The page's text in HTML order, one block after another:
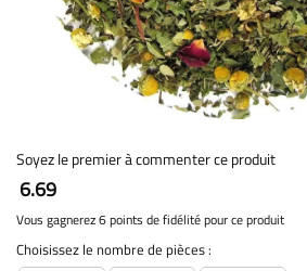
Soyez le premier à commenter ce produit
6.69
Vous gagnerez 6 points de fidélité pour ce produit
Choisissez le nombre de pièces :